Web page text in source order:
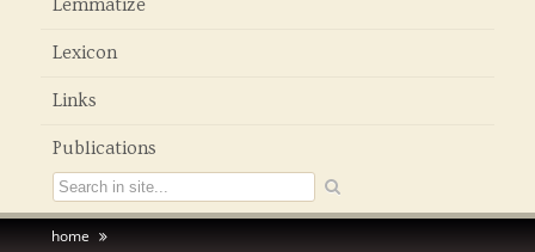
Lemmatize
Lexicon
Links
Publications
home